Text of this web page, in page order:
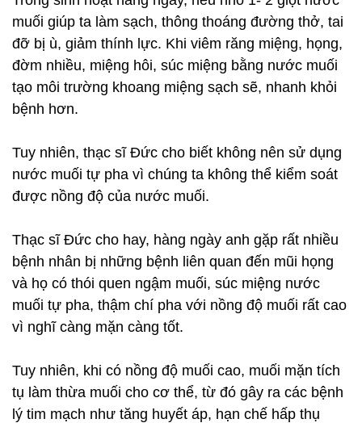
muối giúp ta làm sạch, thông thoáng đường thở, tai
đỡ bị ù, giảm thính lực. Khi viêm răng miệng, họng,
đờm nhiều, miệng hôi, súc miệng bằng nước muối
tạo môi trường khoang miệng sạch sẽ, nhanh khỏi
bệnh hơn.
Tuy nhiên, thạc sĩ Đức cho biết không nên sử dụng
nước muối tự pha vì chúng ta không thể kiểm soát
được nồng độ của nước muối.
Thạc sĩ Đức cho hay, hàng ngày anh gặp rất nhiều
bệnh nhân bị những bệnh liên quan đến mũi họng
và họ có thói quen ngậm muối, súc miệng nước
muối tự pha, thậm chí pha với nồng độ muối rất cao
vì nghĩ càng mặn càng tốt.
Tuy nhiên, khi có nồng độ muối cao, muối mặn tích
tụ làm thừa muối cho cơ thể, từ đó gây ra các bệnh
lý tim mạch như tăng huyết áp, hạn chế hấp thụ